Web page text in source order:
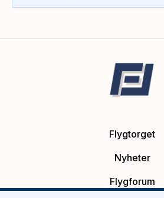
Flygtorget
Nyheter
Flygforum